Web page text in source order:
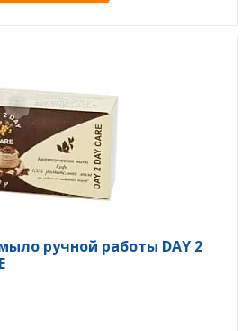
ручной работы DAY 2